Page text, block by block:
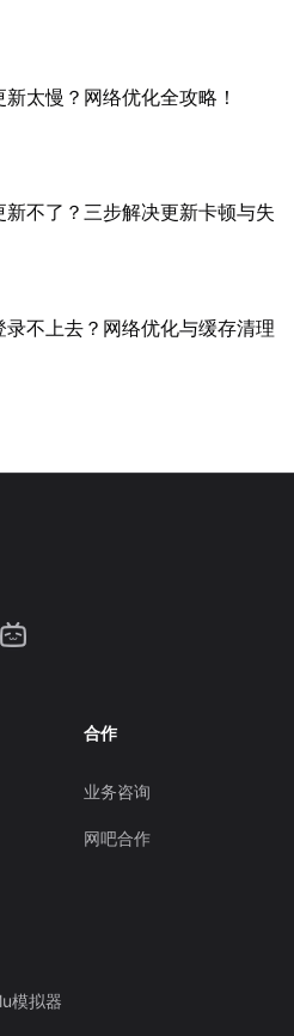
太慢？网络优化全攻略！
不了？三步解决更新卡顿与失
不上去？网络优化与缓存清理
合作
业务咨询
网吧合作
模拟器